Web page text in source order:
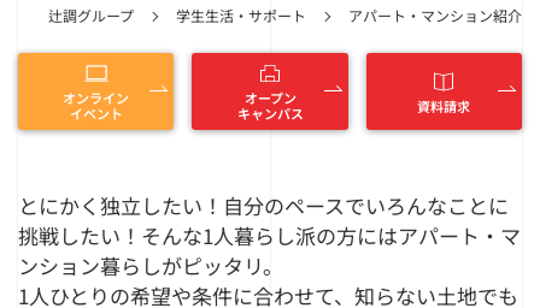
辻調グループ 学生生活・サポート アパート・マンション紹介
オンライン
イベント
オープン
キャンパス
資料請求
とにかく独立したい！自分のペースでいろんなことに
挑戦したい！そんな1人暮らし派の方にはアパート・マ
ンション暮らしがピッタリ。
1人ひとりの希望や条件に合わせて、知らない土地でも